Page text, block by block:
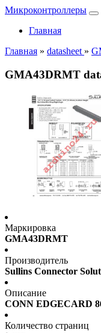
Микроконтроллеры
Главная
Главная » datasheet »
GMA43DRMT
Маркировка
GMA43DRMT
Производитель
Sullins Connector
Описание
CONN EDGECARD
Количество страниц